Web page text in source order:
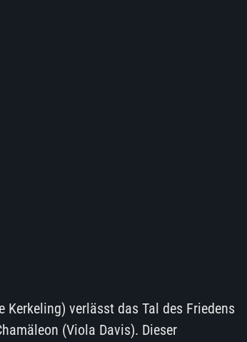
verlässt das Tal des Friedens
(Viola Davis). Dieser